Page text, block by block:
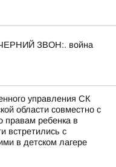
ЗВОН:. война
управления СК
области совместно с
ребенка в
встретились с
в детском лагере